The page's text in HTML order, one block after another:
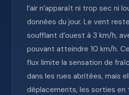
l’air n’apparaît ni trop sec ni
données du jour. Le vent
soufflant d’ouest à 3 km/h,
pouvant atteindre 10 km/h.
flux limite la sensation de
dans les rues abritées, mais
déplacements, les sorties en